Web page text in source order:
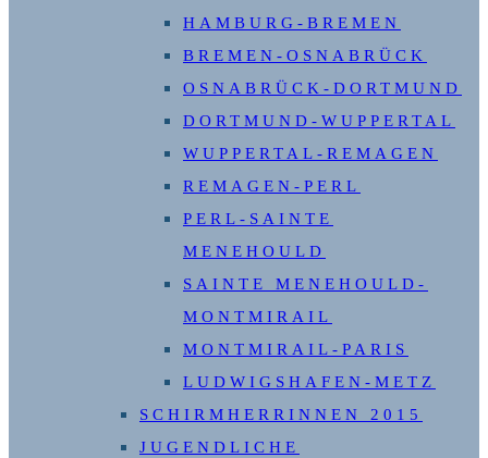
HAMBURG-BREMEN
BREMEN-OSNABRÜCK
OSNABRÜCK-DORTMUND
DORTMUND-WUPPERTAL
WUPPERTAL-REMAGEN
REMAGEN-PERL
PERL-SAINTE
MENEHOULD
SAINTE MENEHOULD-
MONTMIRAIL
MONTMIRAIL-PARIS
LUDWIGSHAFEN-METZ
SCHIRMHERRINNEN 2015
JUGENDLICHE